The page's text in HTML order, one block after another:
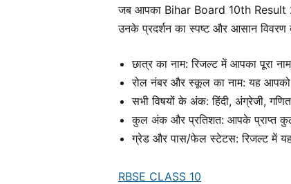
जब आपका Bihar Board 10th Result
उनके प्रदर्शन का स्पष्ट और आसान विवरण
छात्र का नाम: रिजल्ट में आपका पूरा
रोल नंबर और स्कूल का नाम: यह आपको
सभी विषयों के अंक: हिंदी, अंग्रेजी,
कुल अंक और प्रतिशत: आपके प्राप्त
ग्रेड और पास/फेल स्टेटस: रिजल्ट में यह
RBSE CLASS 10